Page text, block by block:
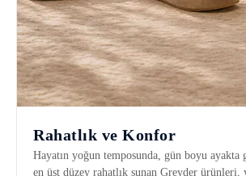
Rahatlık ve Konfor
Hayatın yoğun temposunda, gün boyu ayakta
en üst düzey rahatlık sunan Greyder ürünleri,